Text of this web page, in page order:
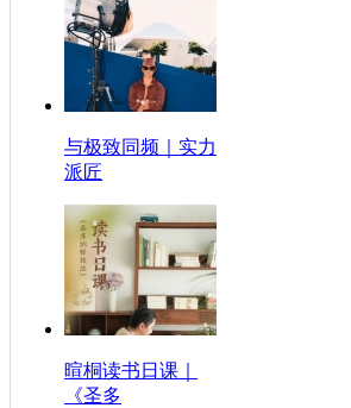
与极致同频｜实力
派匠
暄桐读书日课｜
《圣多